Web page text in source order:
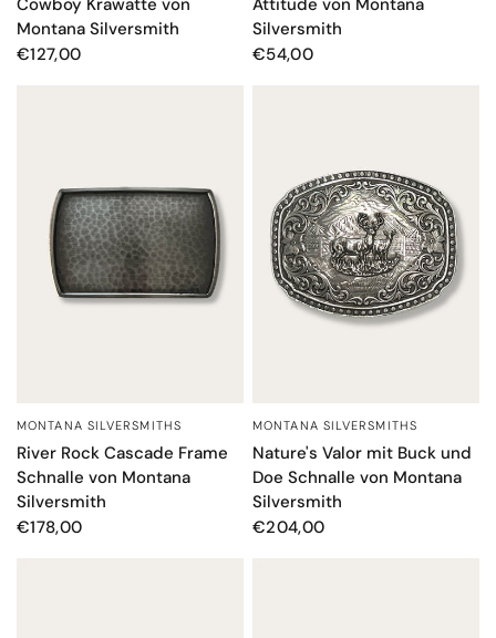
Montana Silversmith
€127,00
Silversmith
€54,00
SCHNELLANSICHT
MONTANA SILVERSMITHS
River Rock Cascade Frame
Schnalle von Montana
Silversmith
€178,00
SCHNELLANSICHT
MONTANA SILVERSMITHS
Nature's Valor mit Buck und
Doe Schnalle von Montana
Silversmith
€204,00